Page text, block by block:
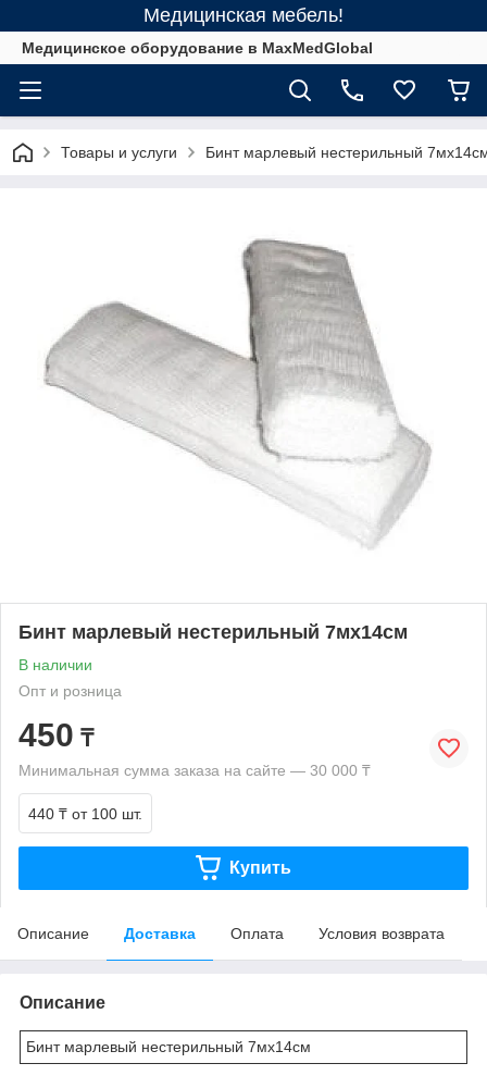
Медицинская мебель!
Медицинское оборудование в MaxMedGlobal
Товары и услуги Бинт марлевый нестерильный
Бинт марлевый нестерильный 7мх14см
В наличии
Опт и розница
450 ₸
Минимальная сумма заказа на сайте — 30 000 ₸
440 ₸ от 100 шт.
Купить
Описание Доставка Оплата Условия возврата
Описание
Бинт марлевый нестерильный 7мх14см